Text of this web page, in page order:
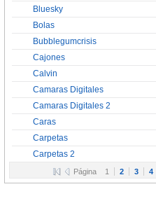
Bluesky
Bolas
Bubblegumcrisis
Cajones
Calvin
Camaras Digitales
Camaras Digitales 2
Caras
Carpetas
Carpetas 2
Página 1 2 3 4